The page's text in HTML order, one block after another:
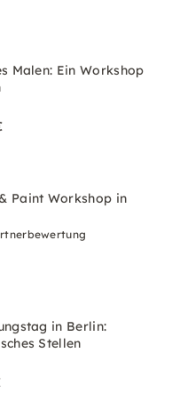
Malen: Ein Workshop
Paint Workshop in
in Berlin:
Stellen